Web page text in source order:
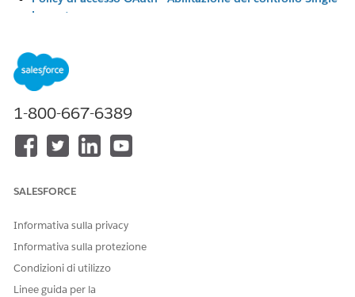
Logout
nell'ecosistema dell'identità federata per
quell'applicazione connessa.
QUESTO ARTICOLO HA RISOLTO IL PROBLEMA?
1-800-667-6389
SALESFORCE
Informativa sulla privacy
Informativa sulla protezione
Condizioni di utilizzo
Linee guida per la